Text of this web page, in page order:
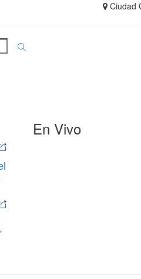
Ciudad
En Vivo